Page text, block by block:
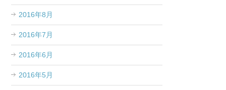
2016年8月
2016年7月
2016年6月
2016年5月